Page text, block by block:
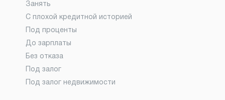
Занять
С плохой кредитной историей
Под проценты
До зарплаты
Без отказа
Под залог
Под залог недвижимости